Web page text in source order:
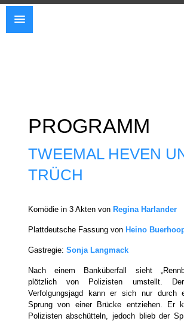
PROGRAMM
TWEEMAL HEVEN
TRÜCH
Komödie in 3 Akten von Regina Harlander
Plattdeutsche Fassung von Heino
Gastregie: Sonja Langmack
Nach einem Banküberfall sieht
plötzlich von Polizisten umstellt. Der
Verfolgungsjagd kann er sich nur durch
Sprung von einer Brücke entziehen. Er
Polizisten abschütteln, jedoch blieb der